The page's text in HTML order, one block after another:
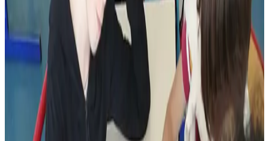
20 minutes
Diaoulez Aelez • Les deux premiers tomes de la bande dessinée la
plus vendue en France sont disponibles.